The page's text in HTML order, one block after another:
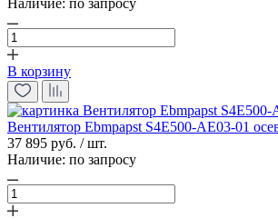
Наличие: по запросу
В корзину
Вентилятор Ebmpapst S4E500-AE03-01
37 895 руб. / шт.
Наличие: по запросу